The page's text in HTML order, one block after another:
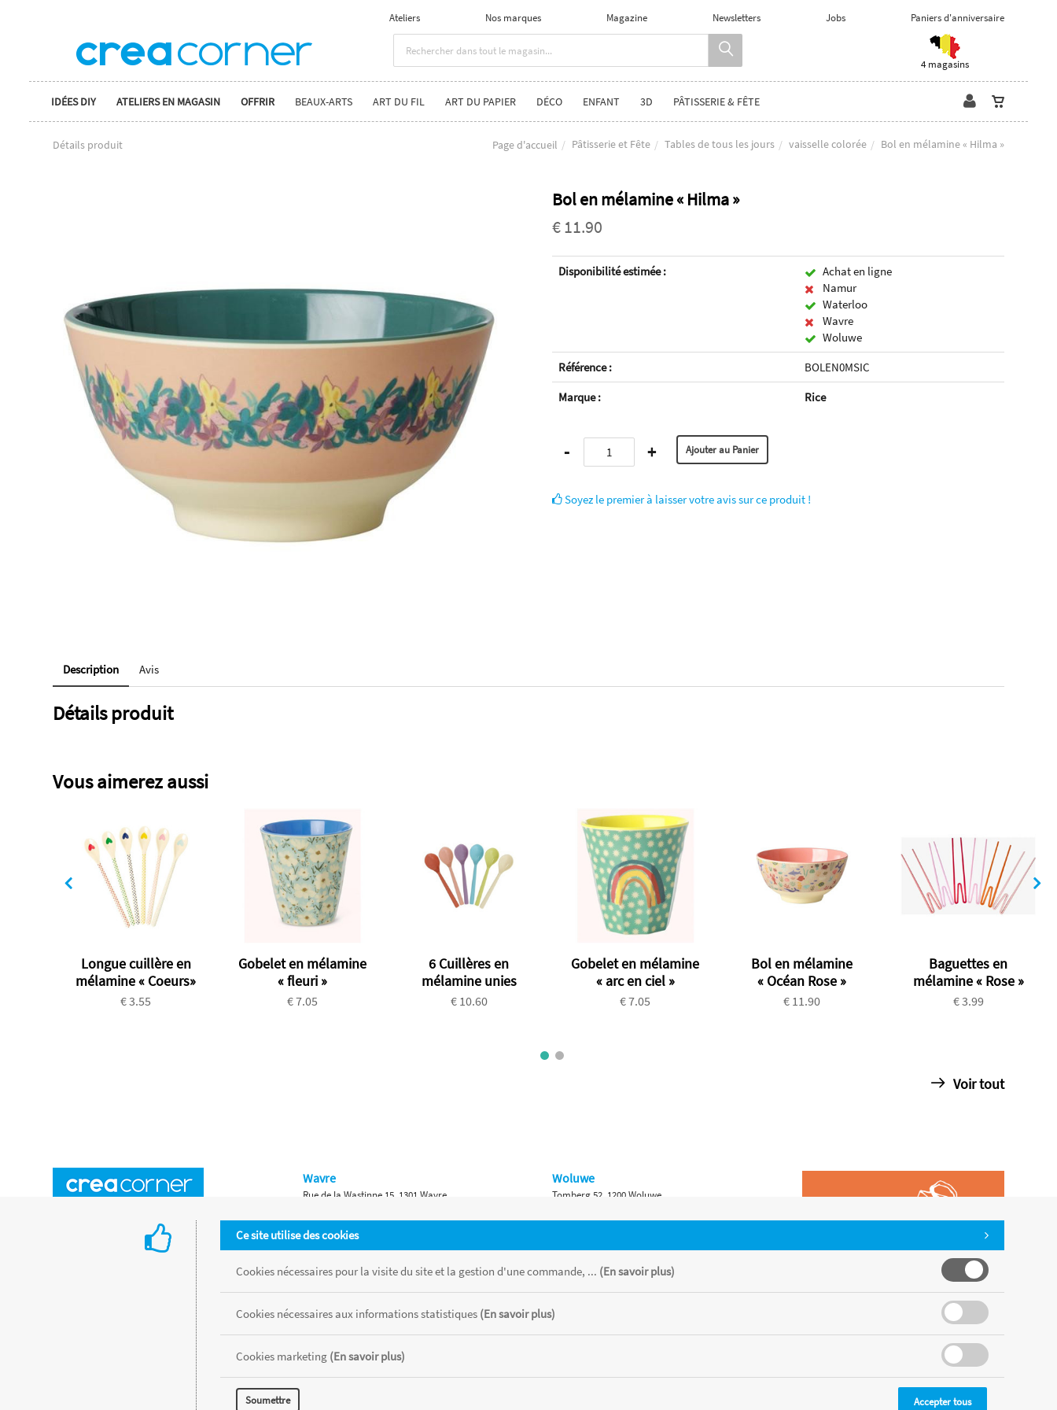
Ateliers Nos marques Magazine Newsletters Jobs Paniers d'anniversaire
4 magasins
IDÉES DIY ATELIERS EN MAGASIN OFFRIR BEAUX-ARTS ART DU FIL ART DU PAPIER DÉCO ENFANT 3D PÂTISSERIE & FÊTE
Détails produit Page d'accueil Pâtisserie et Fête Tables de tous les jours vaisselle colorée Bol en mélamine « Hilma »
Bol en mélamine « Hilma »
€ 11.90
Disponibilité estimée :
Achat en ligne
Namur
Waterloo
Wavre
Woluwe
Référence :
BOLEN0MSIC
Marque :
Rice
- +
Soyez le premier à laisser votre avis sur ce produit !
Description Avis
Détails produit
Vous aimerez aussi
Longue cuillère en
mélamine « Coeurs»
€ 3.55
Gobelet en mélamine
« fleuri »
€ 7.05
6 Cuillères en
mélamine unies
€ 10.60
Gobelet en mélamine
« arc en ciel »
€ 7.05
Bol en mélamine
« Océan Rose »
€ 11.90
Baguettes en
mélamine « Rose »
€ 3.99
Voir tout
Ce site utilise des cookies
Cookies nécessaires pour la visite du site et la gestion d'une commande, ... (En savoir plus)
Cookies nécessaires aux informations statistiques (En savoir plus)
Cookies marketing (En savoir plus)
Soumettre Accepter tous
Wavre
Rue de la Wastinne 15, 1301 Wavre
Waterloo
Chaussée de Bruxelles 315, 1410 Waterloo
Woluwe
Tomberg 52, 1200 Woluwe
Namur
Tous les produits sont vendus dans la limite des stocks disponibles de chaque magasin, toutes taxes comprises.